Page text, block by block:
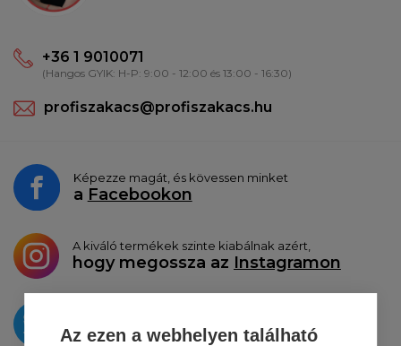
+36 1 9010071
(Hangos GYIK: H-P: 9:00 - 12:00 és 13:00 - 16:30)
profiszakacs@profiszakacs.hu
Képezze magát, és kövessen minket
a Facebookon
A kiváló termékek szinte kiabálnak azért,
hogy megossza az Instagramon
a Twitterentesszük közzé
Az ezen a webhelyen található